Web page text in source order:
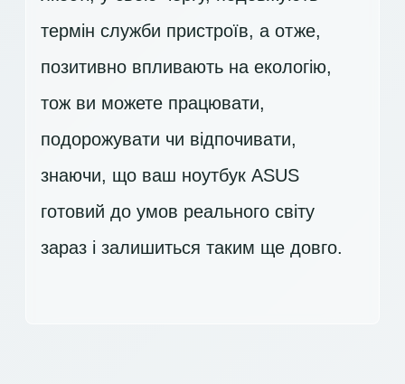
термін служби пристроїв, а отже,
позитивно впливають на екологію,
тож ви можете працювати,
подорожувати чи відпочивати,
знаючи, що ваш ноутбук ASUS
готовий до умов реального світу
зараз і залишиться таким ще довго.